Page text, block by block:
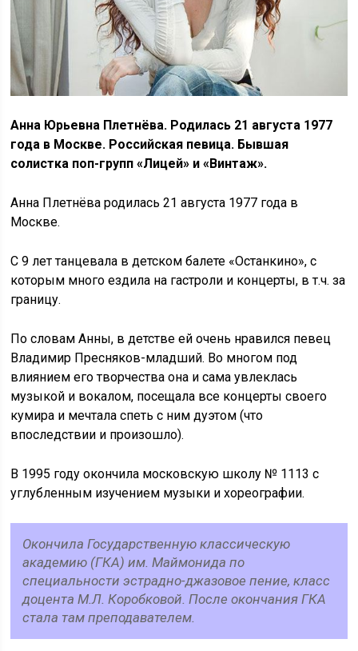
Анна Юрьевна Плетнёва. Родилась 21 августа 1977
года в Москве. Российская певица. Бывшая
солистка поп-групп «Лицей» и «Винтаж».
Анна Плетнёва родилась 21 августа 1977 года в
Москве.
С 9 лет танцевала в детском балете «Останкино», с
которым много ездила на гастроли и концерты, в т.ч. за
границу.
По словам Анны, в детстве ей очень нравился певец
Владимир Пресняков-младший. Во многом под
влиянием его творчества она и сама увлеклась
музыкой и вокалом, посещала все концерты своего
кумира и мечтала спеть с ним дуэтом (что
впоследствии и произошло).
В 1995 году окончила московскую школу № 1113 с
углубленным изучением музыки и хореографии.
Окончила Государственную классическую
академию (ГКА) им. Маймонида по
специальности эстрадно-джазовое пение, класс
доцента М.Л. Коробковой. После окончания ГКА
стала там преподавателем.